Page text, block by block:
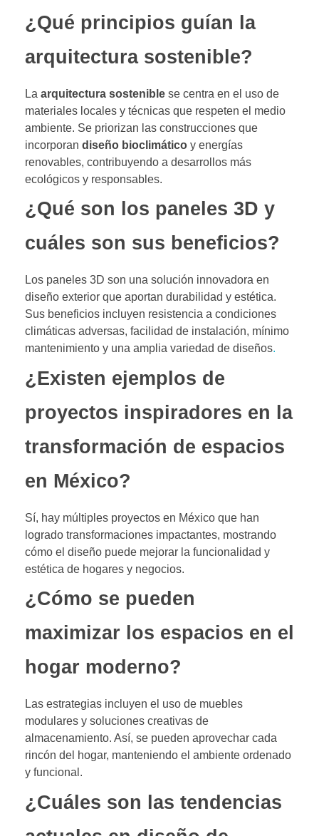
¿Qué principios guían la
arquitectura sostenible?
La arquitectura sostenible se centra en el uso de
materiales locales y técnicas que respeten el medio
ambiente. Se priorizan las construcciones que
incorporan diseño bioclimático y energías
renovables, contribuyendo a desarrollos más
ecológicos y responsables.
¿Qué son los paneles 3D y
cuáles son sus beneficios?
Los paneles 3D son una solución innovadora en
diseño exterior que aportan durabilidad y estética.
Sus beneficios incluyen resistencia a condiciones
climáticas adversas, facilidad de instalación, mínimo
mantenimiento y una amplia variedad de diseños.
¿Existen ejemplos de
proyectos inspiradores en la
transformación de espacios
en México?
Sí, hay múltiples proyectos en México que han
logrado transformaciones impactantes, mostrando
cómo el diseño puede mejorar la funcionalidad y
estética de hogares y negocios.
¿Cómo se pueden
maximizar los espacios en el
hogar moderno?
Las estrategias incluyen el uso de muebles
modulares y soluciones creativas de
almacenamiento. Así, se pueden aprovechar cada
rincón del hogar, manteniendo el ambiente ordenado
y funcional.
¿Cuáles son las tendencias